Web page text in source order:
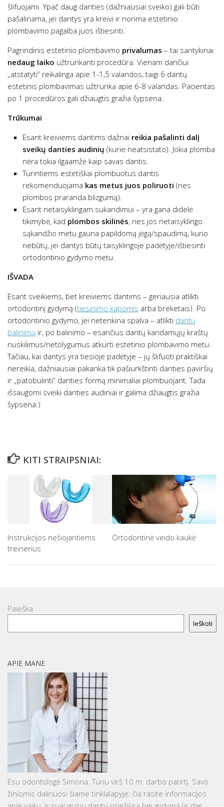
šlifuojami. Ypač daug danties (dažniausiai sveiko) gali būti
pašalinama, jei dantys yra kreivi ir norima estetinio
plombavimo pagalba juos ištiesinti.
Pagrindinis estetinio plombavimo privalumas – tai santykinai
nedaug laiko užtrunkanti procedūra. Vienam dančiui
„atstatyti” reikalinga apie 1-1,5 valandos, taigi 6 dantų
estetinis plombavimas užtrunka apie 6-8 valandas. Pacientas
po 1 procedūros gali džiaugtis gražia šypsena.
Trūkumai
Esant kreiviems dantims dažnai reikia pašalinti dalį
sveikų danties audinių (kurie neatsistato). Jokia plomba
nėra tokia ilgaamžė kaip savas dantis.
Turintiems estetiškai plombuotus dantis
rekomenduojama kas metus juos poliruoti (nes
plombos praranda blizgumą).
Esant netaisyklingam sukandimui – yra gana didelė
tikimybė, kad plombos skilinės, nes jos netaisyklingo
sąkandžio metu gauna papildomą jėgą/spaudimą, kurio
nebūtų, jei dantys būtų taisyklingoje padėtyje/ištiesinti
ortodontinio gydymo metu.
IŠVADA
Esant sveikiems, bet kreiviems dantims – geriausia atlikti
ortodontinį gydymą (tiesinimo kapomis arba breketais). Po
ortodontinio gydymo, jei netenkina spalva – atlikti dantų
balinimą ir, po balinimo – esančius dantų kandamųjų kraštų
nuskilimus/netolygumus atkurti estetinio plombavimo metu.
Tačiau, kai dantys yra tiesioje padėtyje – jų šlifuoti praktiškai
nereikia, dažniausiai pakanka tik pašiurkštinti danties paviršių
ir „patobulinti” danties formą minimaliai plombuojant. Tada
išsaugomi sveiki danties audiniai ir galima džiaugtis gražia
šypsena:)
KITI STRAIPSNIAI:
Instrukcijos nešiojantiems
treinerius
Ortodontinė veido kaukė
Paieška
Ieškoti
APIE MANE
Esu odontologė Simona. Turiu virš 10 m. darbo patirtį. Savo
žiniomis dalinuosi šiame tinklalapyje: čia rasite informacijos